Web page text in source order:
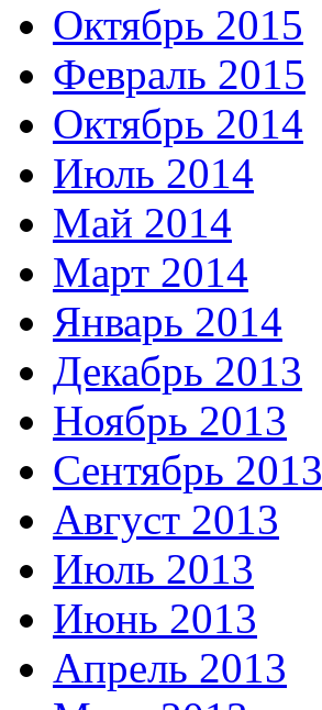
Октябрь 2015
Февраль 2015
Октябрь 2014
Июль 2014
Май 2014
Март 2014
Январь 2014
Декабрь 2013
Ноябрь 2013
Сентябрь 2013
Август 2013
Июль 2013
Июнь 2013
Апрель 2013